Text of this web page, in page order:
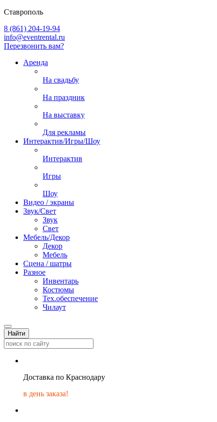
Ставрополь
8 (861) 204-19-94
info@eventrental.ru
Перезвонить вам?
Аренда
На свадьбу
На праздник
На выставку
Для рекламы
Интерактив/Игры/Шоу
Интерактив
Игры
Шоу
Видео / экраны
Звук/Свет
Звук
Свет
Мебель/Декор
Декор
Мебель
Сцена / шатры
Разное
Инвентарь
Костюмы
Тех.обеспечение
Чилаут
Найти
Доставка по Краснодару
в день заказа!